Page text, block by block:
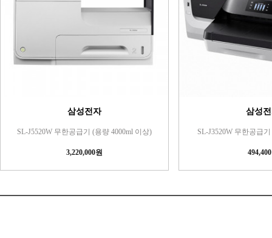
삼성전자
SL-J5520W 무한공급기 (용량 4000ml 이상)
3,220,000원
삼성
SL-J3520W 무한공급